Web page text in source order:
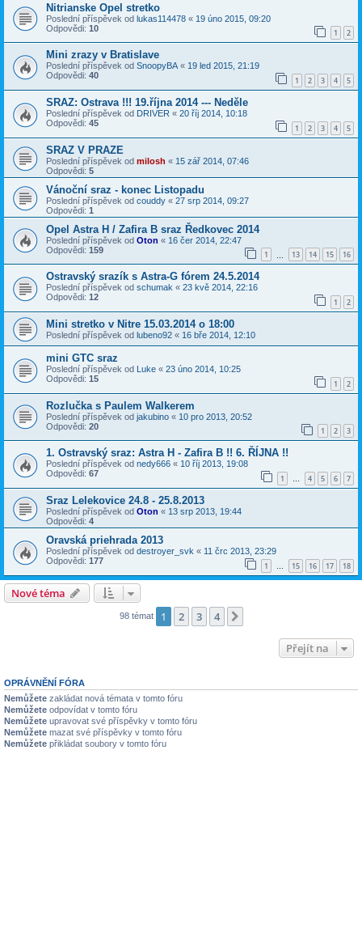
Nitrianske Opel stretko
Poslední příspěvek od lukas114478 « 19 úno 2015, 09:20
Odpovědi: 10 1 2
Mini zrazy v Bratislave
Poslední příspěvek od SnoopyBA« 19 led 2015, 21:19
Odpovědi: 40 1 2 3 4 5
SRAZ: Ostrava !!! 19.října 2014 --- Neděle
Poslední příspěvek od DRIVER « 20 říj 2014, 10:18
Odpovědi: 45 1 2 3 4 5
SRAZ V PRAZE
Poslední příspěvek od milosh « 15 zář 2014, 07:46
Odpovědi: 5
Vánoční sraz - konec Listopadu
Poslední příspěvek od couddy « 27 srp 2014, 09:27
Odpovědi: 1
Opel Astra H / Zafira B sraz Ředkovec 2014
Poslední příspěvek od Oton « 16 čer 2014, 22:47
Odpovědi: 159 1 13 14 15 16
Ostravský srazík s Astra-G fórem 24.5.2014
Poslední příspěvek od schumak « 23 kvě 2014, 22:16
Odpovědi: 12 1 2
Mini stretko v Nitre 15.03.2014 o 18:00
Poslední příspěvek od lubeno92 « 16 bře 2014, 12:10
mini GTC sraz
Poslední příspěvek od Luke « 23 úno 2014, 10:25
Odpovědi: 15 1 2
Rozlučka s Paulem Walkerem
Poslední příspěvek od jakubino « 10 pro 2013, 20:52
Odpovědi: 20 1 2 3
1. Ostravský sraz: Astra H - Zafira B !! 6. ŘÍJNA !!
Poslední příspěvek od nedy666 « 10 říj 2013, 19:08
Odpovědi: 67 1 … 4 5 6 7
Sraz Lelekovice 24.8 - 25.8.2013
Poslední příspěvek od Oton « 13 srp 2013, 19:44
Odpovědi: 4
Oravská priehrada 2013
Poslední příspěvek od destroyer_svk « 11 črc 2013, 23:29
Odpovědi: 177 1 … 15 16 17 18
Nové téma
98 témat 1 2 3 4
Přejít na
OPRÁVNĚNÍ FÓRA
Nemůžete zakládat nová témata v tomto fóru
Nemůžete odpovídat v tomto fóru
Nemůžete upravovat své příspěvky v tomto fóru
Nemůžete mazat své příspěvky v tomto fóru
Nemůžete přikládat soubory v tomto fóru